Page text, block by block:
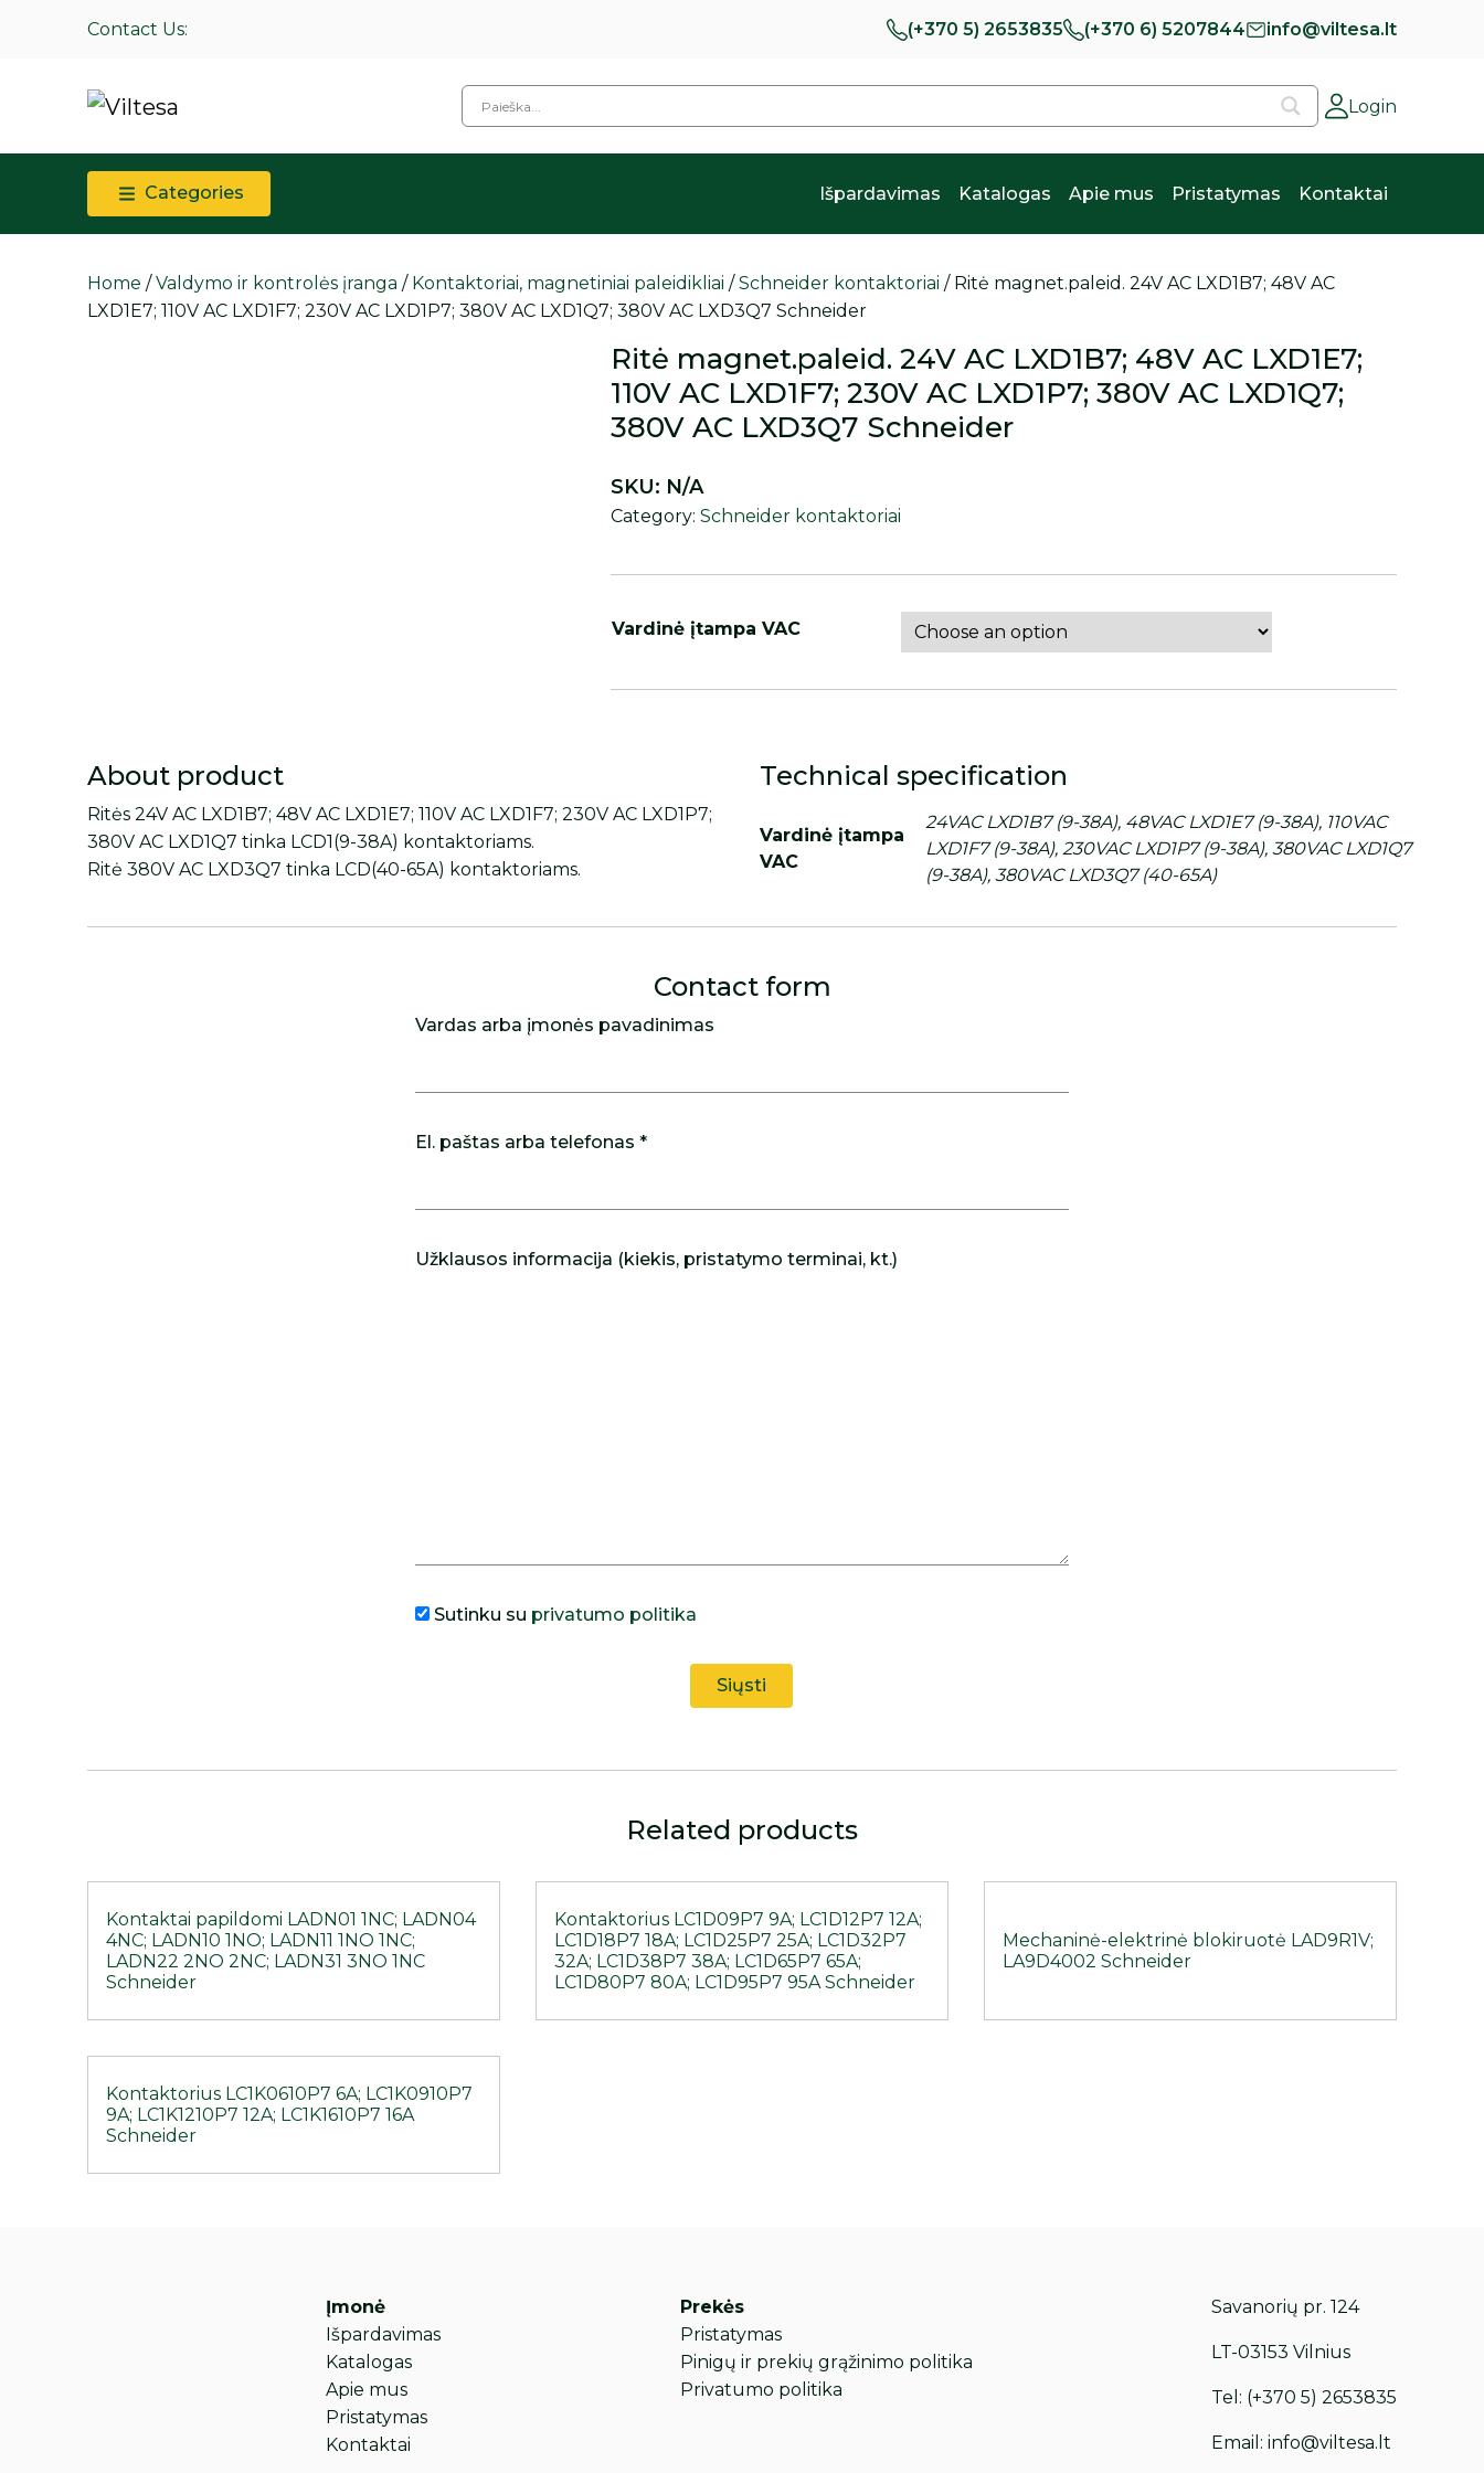
Contact Us: (+370 5) 2653835 (+370 6) 5207844 info@viltesa.lt
Login
Categories Išpardavimas Katalogas Apie mus Pristatymas Kontaktai
Home /Valdymo ir kontrolės įranga / Kontaktoriai, magnetiniai paleidikliai /Schneider kontaktoriai / Ritė magnet.paleid. 24V AC LXD1B7; 48V AC
LXD1E7; 110V AC LXD1F7; 230V AC LXD1P7; 380V AC LXD1Q7; 380V AC LXD3Q7 Schneider
Ritė magnet.paleid. 24V AC LXD1B7; 48V AC LXD1E7;
110V AC LXD1F7; 230V AC LXD1P7; 380V AC LXD1Q7;
380V AC LXD3Q7 Schneider
Vardinė įtampa VAC
SKU: N/A
Category:Schneider kontaktoriai
About product
Ritės 24V AC LXD1B7; 48V AC LXD1E7; 110V AC LXD1F7; 230V AC LXD1P7;
380V AC LXD1Q7 tinka LCD1(9-38A) kontaktoriams.
Ritė 380V AC LXD3Q7 tinka LCD(40-65A) kontaktoriams.
Technical specification
Vardinė įtampa
VAC
24VAC LXD1B7 (9-38A), 48VAC LXD1E7 (9-38A), 110VAC
LXD1F7 (9-38A), 230VAC LXD1P7 (9-38A), 380VAC LXD1Q7
(9-38A), 380VAC LXD3Q7 (40-65A)
Contact form
Vardas arba įmonės pavadinimas
El. paštas arba telefonas *
Užklausos informacija (kiekis, pristatymo terminai, kt.)
Sutinku su privatumo politika
Related products
Kontaktai papildomi LADN01 1NC; LADN04
4NC; LADN10 1NO; LADN11 1NO 1NC;
LADN22 2NO 2NC; LADN31 3NO 1NC
Schneider
Kontaktorius LC1D09P7 9A; LC1D12P7 12A;
LC1D18P7 18A; LC1D25P7 25A; LC1D32P7
32A; LC1D38P7 38A; LC1D65P7 65A;
LC1D80P7 80A; LC1D95P7 95A Schneider
Mechaninė-elektrinė blokiruotė LAD9R1V;
LA9D4002 Schneider
Kontaktorius LC1K0610P7 6A; LC1K0910P7
9A; LC1K1210P7 12A; LC1K1610P7 16A
Schneider
Įmonė
Išpardavimas
Katalogas
Apie mus
Pristatymas
Kontaktai
Prekės
Pristatymas
Pinigų ir prekių grąžinimo politika
Privatumo politika
Savanorių pr. 124
LT-03153 Vilnius
Tel: (+370 5) 2653835
Email: info@viltesa.lt